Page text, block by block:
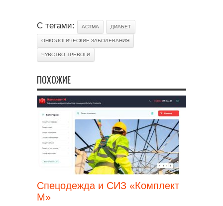
С тегами: АСТМА ДИАБЕТ
ОНКОЛОГИЧЕСКИЕ ЗАБОЛЕВАНИЯ
ЧУВСТВО ТРЕВОГИ
ПОХОЖИЕ
Спецодежда и СИЗ «Комплект
М»